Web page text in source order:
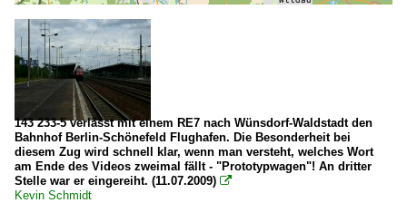
143 233-5 verlässt mit einem RE7 nach Wünsdorf-Waldstadt den
Bahnhof Berlin-Schönefeld Flughafen. Die Besonderheit bei
diesem Zug wird schnell klar, wenn man versteht, welches Wort
am Ende des Videos zweimal fällt - "Prototypwagen"! An dritter
Stelle war er eingereiht. (11.07.2009) 
Kevin Schmidt